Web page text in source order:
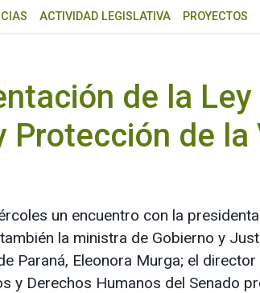
ACTIVIDAD LEGISLATIVA PROYECTOS
de la
Protección de
un encuentro con la
la ministra de Gobierno y
Paraná, Eleonora Murga; el
y Derechos Humanos del Senado